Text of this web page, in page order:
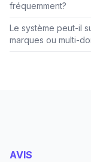
fréquemment?
Le système peut-il
marques ou multi-
AVIS